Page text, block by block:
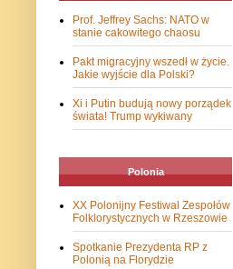
Prof. Jeffrey Sachs: NATO w
stanie cakowitego chaosu
Pakt migracyjny wszedł w życie.
Jakie wyjście dla Polski?
Xi i Putin budują nowy porządek
świata! Trump wykiwany
Polonia
XX Polonijny Festiwal Zespołów
Folklorystycznych w Rzeszowie
Spotkanie Prezydenta RP z
Polonią na Florydzie